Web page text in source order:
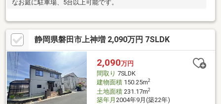
なお庭に駐車場、5台以上可能です。
静岡県磐田市上神増 2,090万円 7SLDK
2,090万円
間取り 7SLDK
建物面積150.25m2
土地面積231.17m2
築年月 2004年9月(築22年)